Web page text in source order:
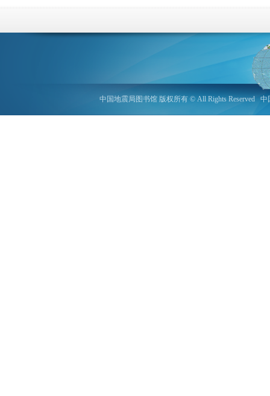
中国地震局图书馆 版权所有 © All Rights Reserved 中